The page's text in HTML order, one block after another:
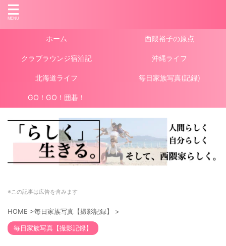
ホーム 西隈裕子の原点
クラブラウンジ宿泊記 沖縄ライフ
北海道ライフ 毎日家族写真(記録)
GO！GO！囲碁！
※この記事は広告を含みます
HOME >毎日家族写真【撮影記録】 >
毎日家族写真【撮影記録】